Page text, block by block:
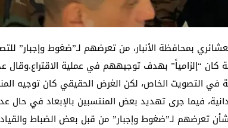
بمحافظة الأنبار، من تعرضهم لـ”ضغوط وإجبار”
كان “إلزامياً” بهدف توجيههم في عملية
في التصويت الخاص، لكن الغرض الحقيقي كان توجيه
فيما جرى تهديد بعض المنتسبين بالإبعاد في حال
تعرضهم لـ”ضغوط وإجبار” من قبل بعض الضباط